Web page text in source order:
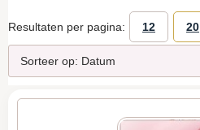
Resultaten per pagina: 12 20